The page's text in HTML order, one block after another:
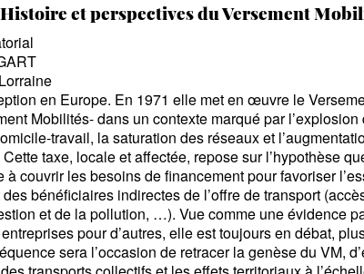
et perspectives du Versement
en Europe. En 1971 elle met en œuvre le
Mobilités- dans un contexte marqué par l’explosion
travail, la saturation des réseaux et
taxe, locale et affectée, repose sur l’hypothèse
à couvrir les besoins de financement pour favoriser
bénéficiaires indirectes de l’offre de transport
et de la pollution, …). Vue comme une évidence
pour d’autres, elle est toujours en débat,
sera l’occasion de retracer la genèse du VM,